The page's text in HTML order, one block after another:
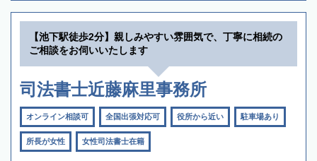
【池下駅徒歩2分】親しみやすい雰囲気で、丁寧に相続の
ご相談をお伺いいたします
司法書士近藤麻里事務所
オンライン相談可 全国出張対応可 役所から近い 駐車場あり
所長が女性 女性司法書士在籍